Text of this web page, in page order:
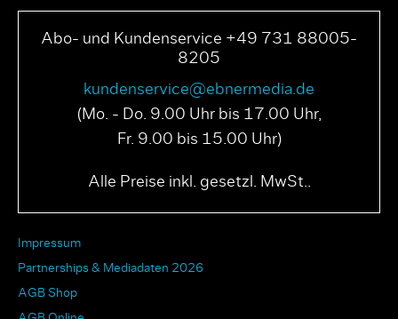
Abo- und Kundenservice +49 731 88005-
8205
kundenservice@ebnermedia.de
(Mo. - Do. 9.00 Uhr bis 17.00 Uhr,
Fr. 9.00 bis 15.00 Uhr)
Alle Preise inkl. gesetzl. MwSt..
Impressum
Partnerships & Mediadaten 2026
AGB Shop